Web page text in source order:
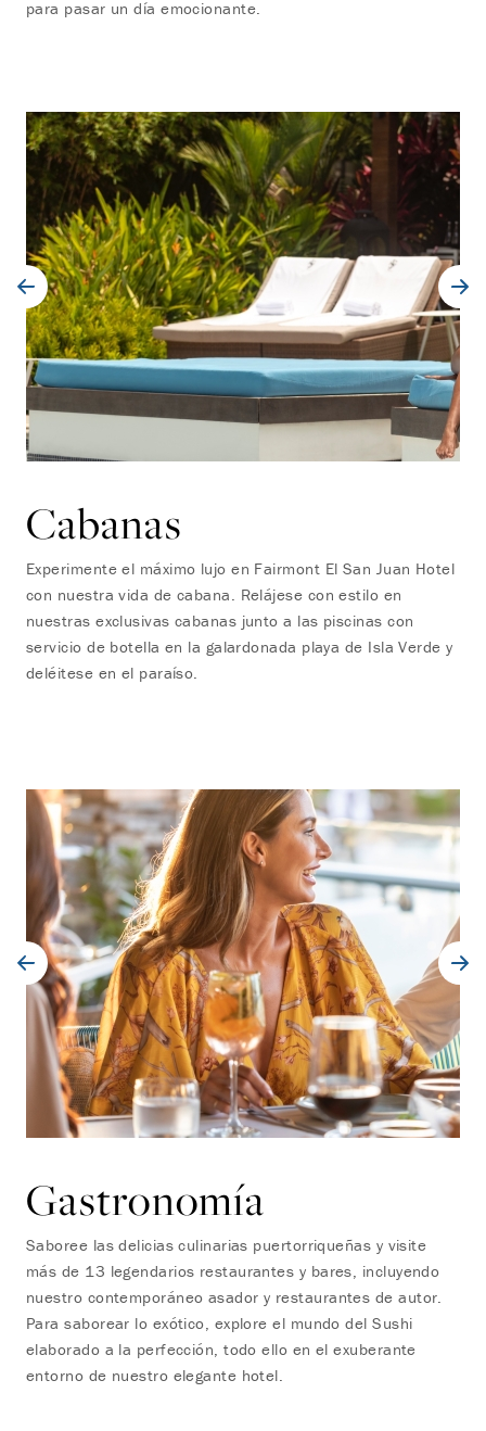
para pasar un día emocionante.
Cabanas
Experimente el máximo lujo en Fairmont El San Juan Hotel
con nuestra vida de cabana. Relájese con estilo en
nuestras exclusivas cabanas junto a las piscinas con
servicio de botella en la galardonada playa de Isla Verde y
deléitese en el paraíso.
Gastronomía
Saboree las delicias culinarias puertorriqueñas y visite
más de 13 legendarios restaurantes y bares, incluyendo
nuestro contemporáneo asador y restaurantes de autor.
Para saborear lo exótico, explore el mundo del Sushi
elaborado a la perfección, todo ello en el exuberante
entorno de nuestro elegante hotel.